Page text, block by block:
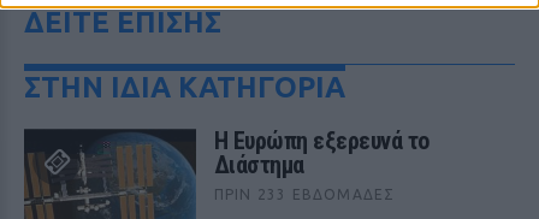
ΔΕΙΤΕ ΕΠΙΣΗΣ
ΣΤΗΝ ΙΔΙΑ ΚΑΤΗΓΟΡΙΑ
Η Ευρώπη εξερευνά το
Διάστημα
ΠΡΙΝ 233 ΕΒΔΟΜΆΔΕΣ